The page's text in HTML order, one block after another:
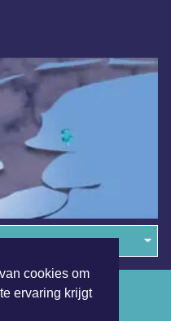
cookies om
ervaring krijgt